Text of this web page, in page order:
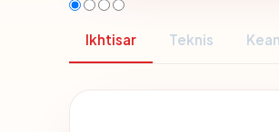
Ikhtisar Teknis